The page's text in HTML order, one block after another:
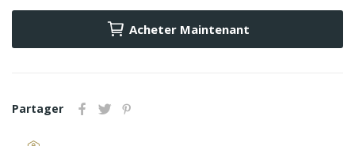
Acheter Maintenant
Partager